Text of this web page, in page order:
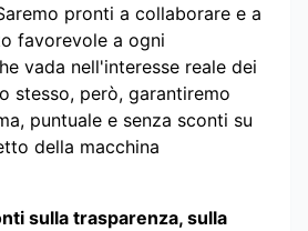
pronti a collaborare e a
favorevole a ogni
vada nell'interesse reale dei
stesso, però, garantiremo
puntuale e senza sconti su
della macchina
sulla trasparenza, sulla